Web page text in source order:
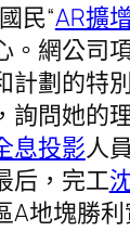
民“AR擴
。網公司
計劃的特
詢問她的
息投影人
后，完工
A地塊勝利